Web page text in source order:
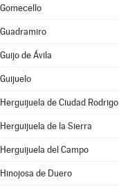
Gomecello
Guadramiro
Guijo de Ávila
Guijuelo
Herguijuela de Ciudad Rodrigo
Herguijuela de la Sierra
Herguijuela del Campo
Hinojosa de Duero